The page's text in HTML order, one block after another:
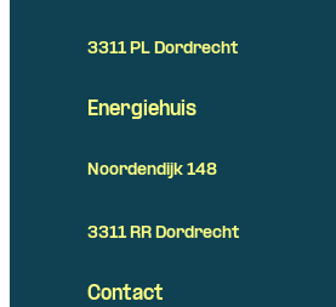
3311 PL Dordrecht
Energiehuis
Noordendijk 148
3311 RR Dordrecht
Contact